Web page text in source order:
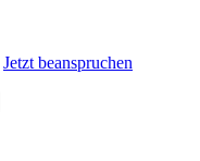
Jetzt beanspruchen